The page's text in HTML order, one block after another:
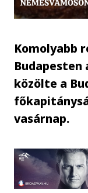
Komolyabb
Budapesten
közölte a
vasárnap.